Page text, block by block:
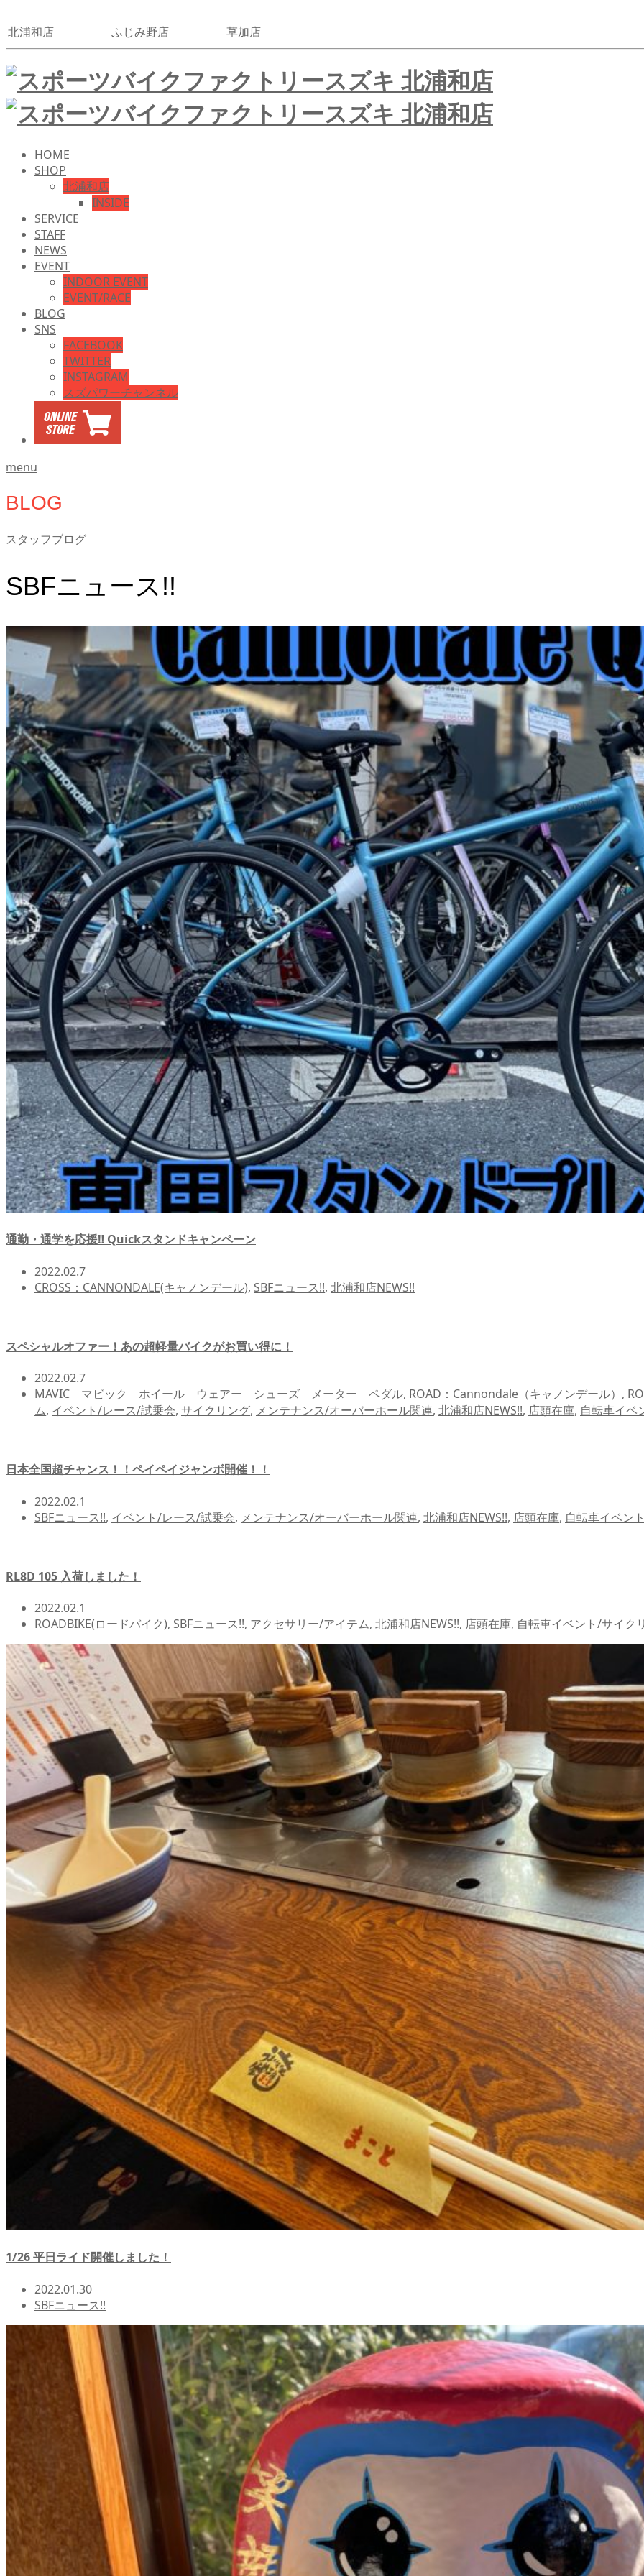
北浦和店 ふじみ野店 草加店
HOME
SHOP
北浦和店
INSIDE
SERVICE
STAFF
NEWS
EVENT
INDOOR EVENT
EVENT/RACE
BLOG
SNS
FACEBOOK
TWITTER
INSTAGRAM
スズパワーチャンネル
menu
BLOG
スタッフブログ
SBFニュース!!
通勤・通学を応援‼ Quickスタンドキャンペーン
2022.02.7
CROSS：CANNONDALE(キャノンデール), SBFニュース!!, 北浦和店NEWS!!
スペシャルオファー！あの超軽量バイクがお買い得に！
2022.02.7
MAVIC マビック ホイール ウェアー シューズ メーター ペダル, ROAD：Cannondale（キャノンデール） ,
ム, イベント/レース/試乗会, サイクリング, メンテナンス/オーバーホール関連, 北浦和店NEWS!!, 店頭在庫, 自転車イベ
日本全国超チャンス！！ペイペイジャンボ開催！！
2022.02.1
SBFニュース!!, イベント/レース/試乗会, メンテナンス/オーバーホール関連, 北浦和店NEWS!!, 店頭在庫, 自転車イベン
RL8D 105 入荷しました！
2022.02.1
ROADBIKE(ロードバイク), SBFニュース!!, アクセサリー/アイテム, 北浦和店NEWS!!, 店頭在庫, 自転車イベント/サイク
1/26 平日ライド開催しました！
2022.01.30
SBFニュース!!